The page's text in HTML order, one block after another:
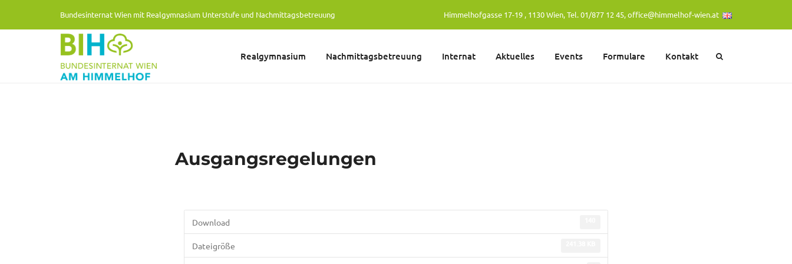
Bundesinternat Wien mit Realgymnasium Unterstufe und Nachmittagsbetreuung Himmelhofgasse 17-19 , 1130 Wien, Tel. 01/877 12 45,office@himmelhof-wien.at
Realgymnasium Nachmittagsbetreuung Internat Aktuelles Events Formulare Kontakt
Ausgangsregelungen
Download
Dateigröße